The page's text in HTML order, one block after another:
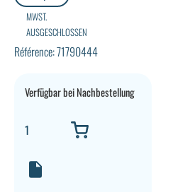
MWST.
AUSGESCHLOSSEN
Référence: 71790444
Verfügbar bei Nachbestellung